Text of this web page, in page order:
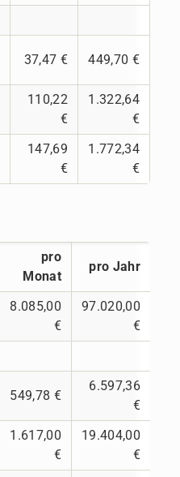
37,47 € 449,70 €
110,22
€
1.322,64
€
147,69
€
1.772,34
€
pro
Monat
pro Jahr
8.085,00
€
97.020,00
€
549,78 €
6.597,36
€
1.617,00
€
19.404,00
€